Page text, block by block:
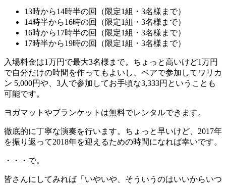
13時から14時半の回（限定1組・3名様まで）
14時半から16時の回（限定1組・3名様まで）
16時から17時半の回（限定1組・3名様まで）
17時半から19時の回（限定1組・3名様まで）
入場料金は1万円で最大3名様まで。ちょっと高いけど1万円
で自分だけの時間を作ってもよいし、ペアで参加してワリカ
ン 5,000円や、3人で参加してお手頃な3,333円ということも
可能です。
ヨガマットやブランケットは無料でレンタルできます。
徹底的に丁寧な演奏を行います。ちょっと早いけど、2017年
を振り返って2018年を迎えるための時間になれば幸いです。
・・・で。
皆さんにしてみれば「いやいや、そういうのはいいからいつ